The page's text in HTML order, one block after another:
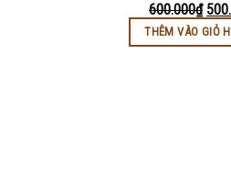
600.000₫
THÊM VÀO GIỎ